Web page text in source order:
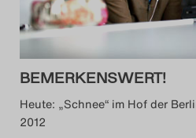
BEMERKENSWERT!
Heute: „Schnee“ im Hof der
2012